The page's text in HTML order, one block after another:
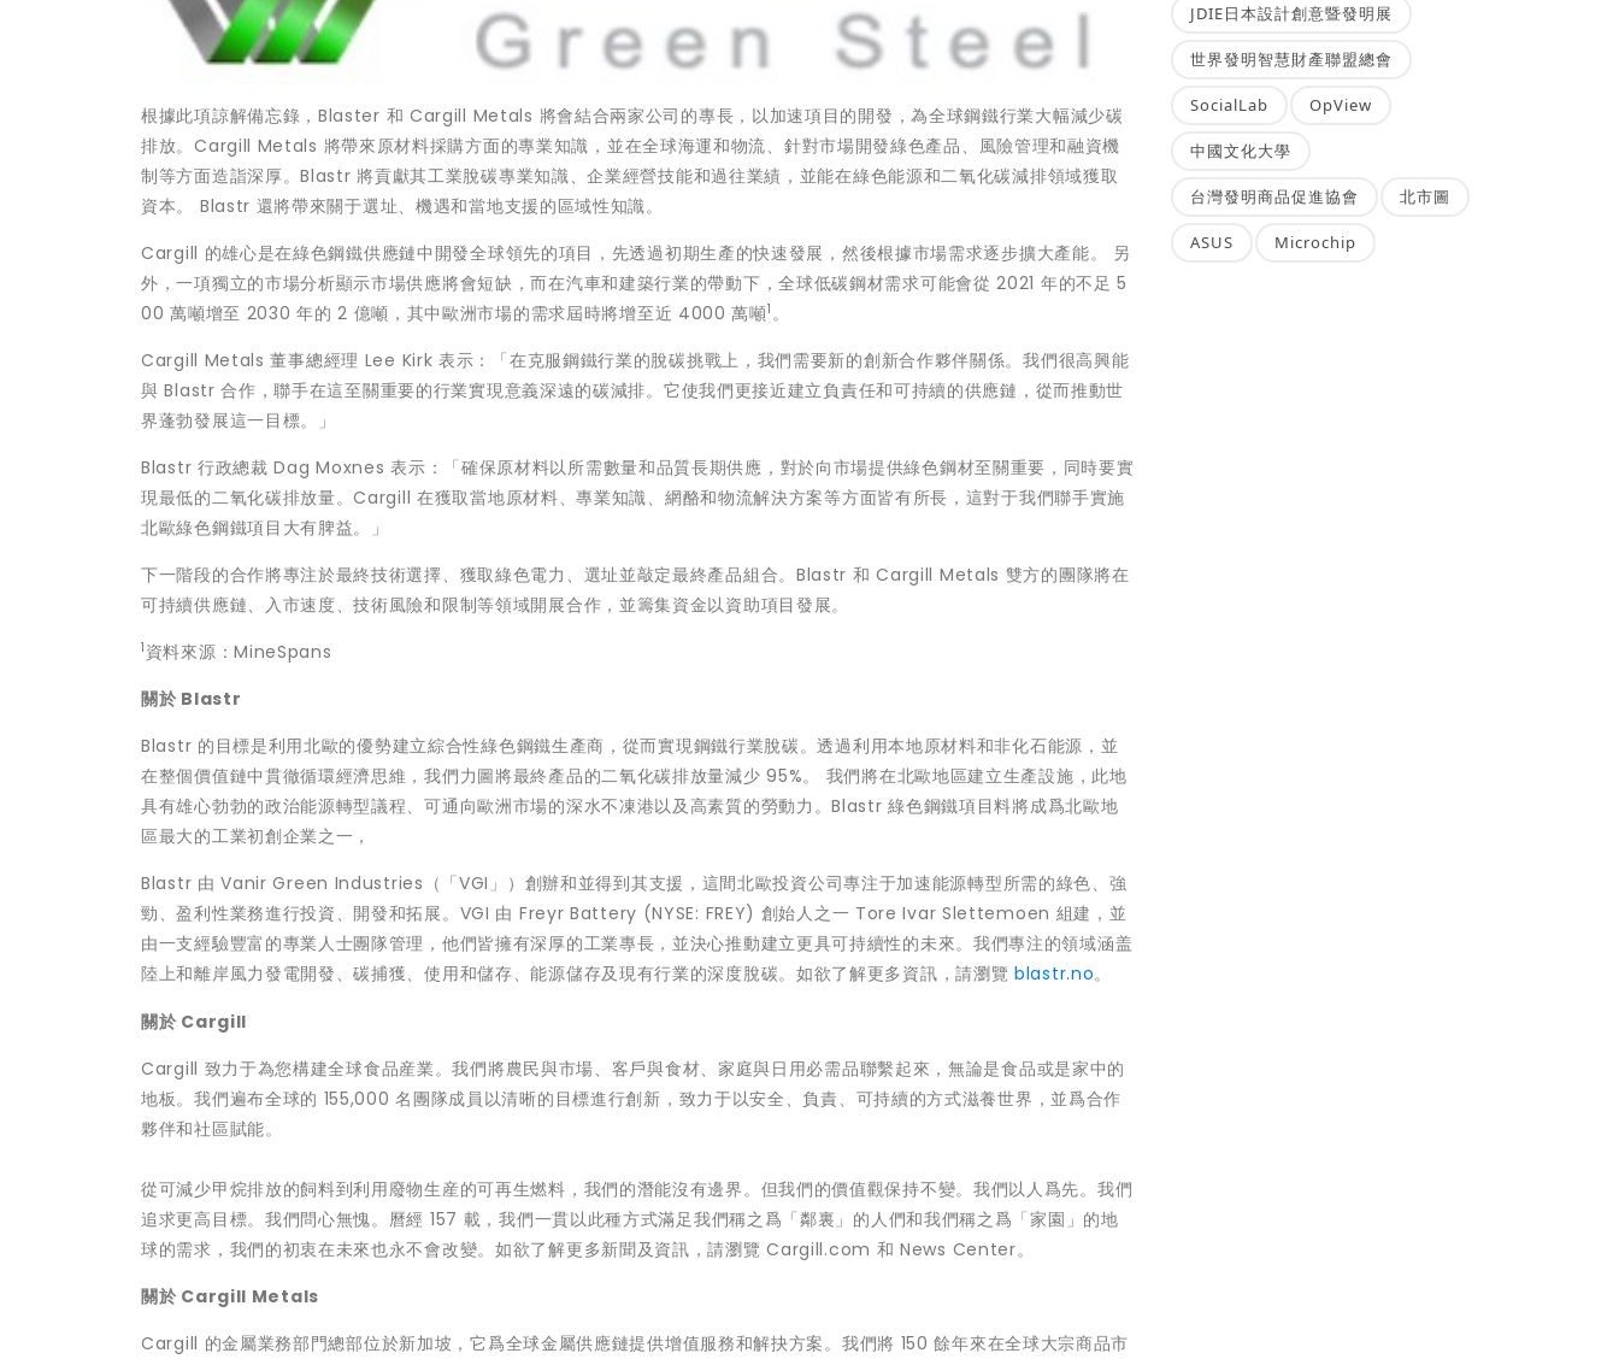
根據此項諒解備忘錄，Blaster 和 Cargill Metals 將會結合兩家公司的專長，以加速項目的開發，為全球鋼鐵行業大幅減少碳
排放。Cargill Metals 將帶來原材料採購方面的專業知識，並在全球海運和物流、針對市場開發綠色產品、風險管理和融資機
制等方面造詣深厚。Blastr 將貢獻其工業脫碳專業知識、企業經營技能和過往業績，並能在綠色能源和二氧化碳減排領域獲取
資本。 Blastr 還將帶來關于選址、機遇和當地支援的區域性知識。
Cargill 的雄心是在綠色鋼鐵供應鏈中開發全球領先的項目，先透過初期生產的快速發展，然後根據市場需求逐步擴大產能。 另
外，一項獨立的市場分析顯示市場供應將會短缺，而在汽車和建築行業的帶動下，全球低碳鋼材需求可能會從 2021 年的不足 5
00 萬噸增至 2030 年的 2 億噸，其中歐洲市場的需求屆時將增至近 4000 萬噸1 。
Cargill Metals 董事總經理 Lee Kirk 表示：「在克服鋼鐵行業的脫碳挑戰上，我們需要新的創新合作夥伴關係。我們很高興能
與 Blastr 合作，聯手在這至關重要的行業實現意義深遠的碳減排。它使我們更接近建立負責任和可持續的供應鏈，從而推動世
界蓬勃發展這一目標。」
Blastr 行政總裁Dag Moxnes 表示：「確保原材料以所需數量和品質長期供應，對於向市場提供綠色鋼材至關重要，同時要實
現最低的二氧化碳排放量。Cargill 在獲取當地原材料、專業知識、網酪和物流解決方案等方面皆有所長，這對于我們聯手實施
北歐綠色鋼鐵項目大有脾益。」
下一階段的合作將專注於最終技術選擇、獲取綠色電力、選址並敲定最終產品組合。Blastr 和 Cargill Metals 雙方的團隊將在
可持續供應鏈、入市速度、技術風險和限制等領域開展合作，並籌集資金以資助項目發展。
1 資料來源：MineSpans
關於 Blastr
Blastr 的目標是利用北歐的優勢建立綜合性綠色鋼鐵生產商，從而實現鋼鐵行業脫碳。透過利用本地原材料和非化石能源，並
在整個價值鏈中貫徹循環經濟思維，我們力圖將最終產品的二氧化碳排放量減少 95%。 我們將在北歐地區建立生產設施，此地
具有雄心勃勃的政治能源轉型議程、可通向歐洲市場的深水不凍港以及高素質的勞動力。Blastr 綠色鋼鐵項目料將成爲北歐地
區最大的工業初創企業之一，
Blastr 由 Vanir Green Industries（「VGI」）創辦和並得到其支援，這間北歐投資公司專注于加速能源轉型所需的綠色、強
勁、盈利性業務進行投資、開發和拓展。VGI 由 Freyr Battery (NYSE: FREY) 創始人之一 Tore Ivar Slettemoen 組建，並
由一支經驗豐富的專業人士團隊管理，他們皆擁有深厚的工業專長，並決心推動建立更具可持續性的未來。我們專注的領域涵盖
陸上和離岸風力發電開發、碳捕獲、使用和儲存、能源儲存及現有行業的深度脫碳。如欲了解更多資訊，請瀏覽blastr.no。
關於 Cargill
Cargill 致力于為您構建全球食品産業。我們將農民與市場、客戶與食材、家庭與日用必需品聯繫起來，無論是食品或是家中的
地板。我們遍布全球的 155,000 名團隊成員以清晰的目標進行創新，致力于以安全、負責、可持續的方式滋養世界，並爲合作
夥伴和社區賦能。
從可減少甲烷排放的飼料到利用廢物生産的可再生燃料，我們的潛能沒有邊界。但我們的價值觀保持不變。我們以人爲先。我們
追求更高目標。我們問心無愧。曆經 157 載，我們一貫以此種方式滿足我們稱之爲「鄰裏」的人們和我們稱之爲「家園」的地
球的需求，我們的初衷在未來也永不會改變。如欲了解更多新聞及資訊，請瀏覽 Cargill.com 和 News Center。
關於 Cargill Metals
Cargill 的金屬業務部門總部位於新加坡，它爲全球金屬供應鏈提供增值服務和解抉方案。我們將 150 餘年來在全球大宗商品市
JDIE日本設計創意暨發明展
世界發明智慧財產聯盟總會
SocialLab OpView
中國文化大學
台灣發明商品促進協會 北市圖
ASUS Microchip